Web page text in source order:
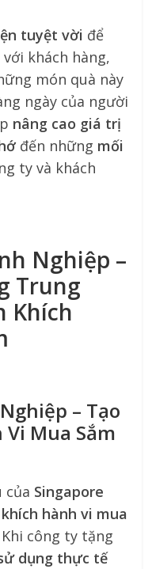
tuyệt vời để
với khách hàng,
món quà này
ngày của người
nâng cao giá trị
đến những mối
ty và khách
Nghiệp –
Trung
Khích
– Tạo
Mua Sắm
của Singapore
hành vi mua
công ty tặng
dụng thực tế